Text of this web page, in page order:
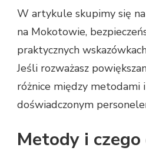
W artykule skupimy się
na Mokotowie,
praktycznych
Jeśli rozważasz
różnice między metodami
doświadczonym
Metody i